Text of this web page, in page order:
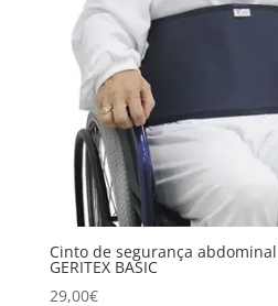
Cinto de segurança abdominal
GERITEX BASIC
29,00€